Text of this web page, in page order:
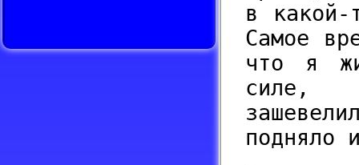
в какой-
Самое
что я
силе,
подняло